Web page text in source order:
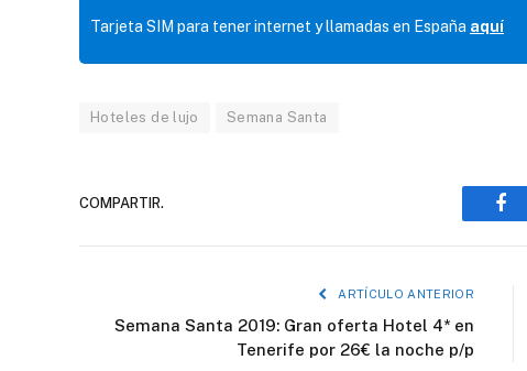
Tarjeta SIM para tener internet y llamadas en España aquí
Hoteles de lujo Semana Santa
COMPARTIR.
ARTÍCULO ANTERIOR
Semana Santa 2019: Gran oferta Hotel 4* en
Tenerife por 26€ la noche p/p